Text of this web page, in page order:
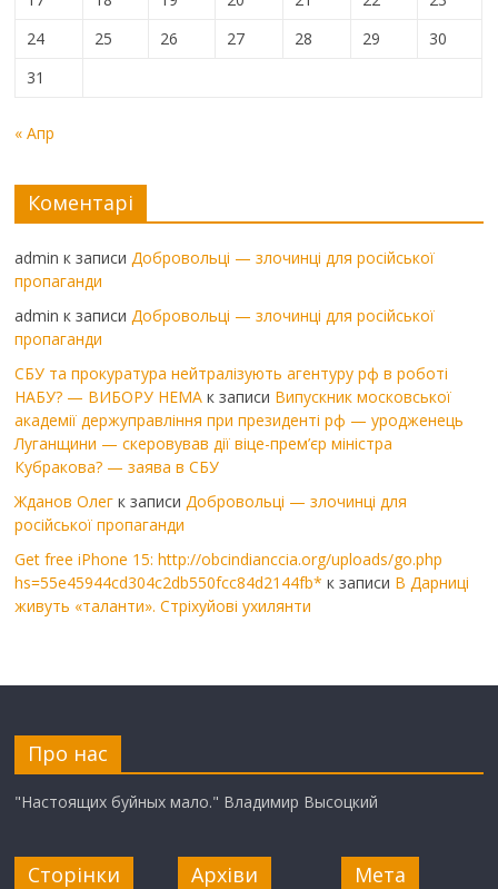
24
25 26 27 28 29
30
31
« Апр
Коментарі
admin к записиДобровольці — злочинці для російської
пропаганди
admin к записиДобровольці — злочинці для російської
пропаганди
СБУ та прокуратура нейтралізують агентуру рф в роботі
НАБУ? — ВИБОРУ НЕМА к записи Випускник московської
академії держуправління при президенті рф — уродженець
Луганщини — скеровував дії віце-прем’єр міністра
Кубракова? — заява в СБУ
Жданов Олег к записиДобровольці — злочинці для
російської пропаганди
Get free iPhone 15: http://obcindianccia.org/uploads/go.php
hs=55e45944cd304c2db550fcc84d2144fb* к записи В Дарниці
живуть «таланти». Стріхуйові ухилянти
Про нас
"Настоящих буйных мало." Владимир Высоцкий
Сторінки Архіви Мета